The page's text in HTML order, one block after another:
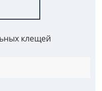
клещей